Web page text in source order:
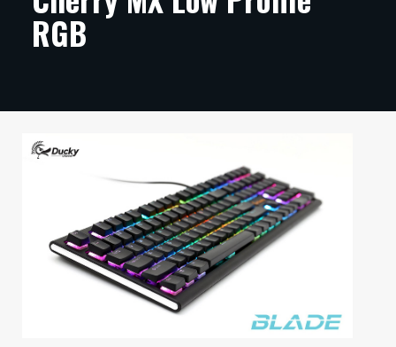
ARTIKKELIT
VAIHDA TEEMA
RGB